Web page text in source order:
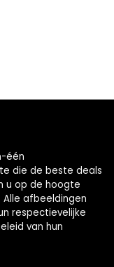
één
die de beste deals
u op de hoogte
afbeeldingen
respectievelijke
van hun